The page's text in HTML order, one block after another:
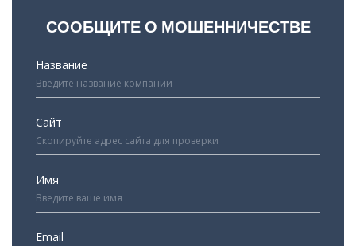
СООБЩИТЕ О МОШЕННИЧЕСТВЕ
Название
Сайт
Имя
Email